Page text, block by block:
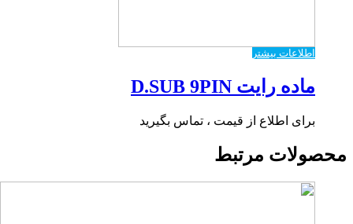
اطلاعات بیشتر
ماده رایت D.SUB 9PIN
برای اطلاع از قیمت ، تماس بگیرید
محصولات مرتبط